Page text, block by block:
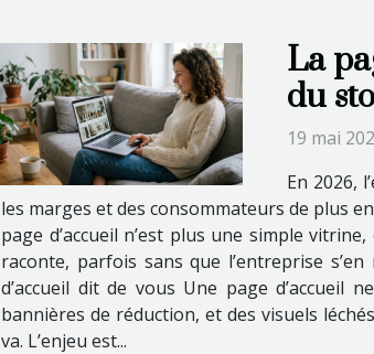
La
du
19 mai
En 2026,
les marges et des consommateurs de plus
page d’accueil n’est plus une simple
raconte, parfois sans que l’entreprise
d’accueil dit de vous Une page d’accueil
bannières de réduction, et des visuels
va. L’enjeu est...